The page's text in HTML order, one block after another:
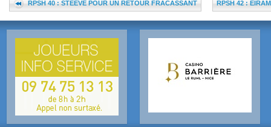
RPSH 40 : STEEVE POUR UN RETOUR FRACASSANT RPSH 42 :